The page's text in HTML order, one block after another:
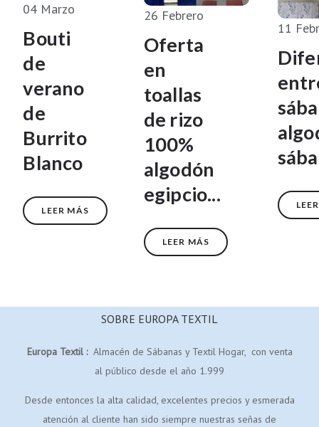
04 Marzo
Bouti
de
verano
de
Burrito
Blanco
LEER MÁS
26 Febrero
Oferta
en
toallas
de rizo
100%
algodón
egipcio...
LEER MÁS
11
SOBRE EUROPA TEXTIL
Europa Textil :Almacén de Sábanas y Textil Hogar, con venta
al público desde el año 1.999
Desde entonces la alta calidad, excelentes precios y esmerada
atención al cliente han sido siempre nuestras señas de